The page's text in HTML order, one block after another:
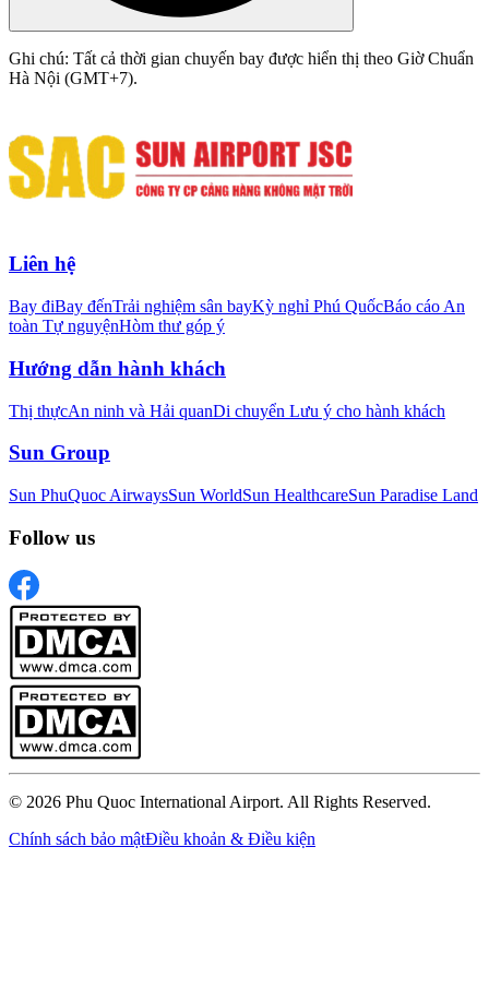
Ghi chú: Tất cả thời gian chuyến bay được hiển thị theo Giờ Chuẩn
Hà Nội (GMT+7).
Liên hệ
Bay điBay đếnTrải nghiệm sân bayKỳ nghỉ Phú QuốcBáo cáo An
toàn Tự nguyệnHòm thư góp ý
Hướng dẫn hành khách
Thị thựcAn ninh và Hải quanDi chuyển Lưu ý cho hành khách
Sun Group
Sun PhuQuoc AirwaysSun WorldSun HealthcareSun Paradise Land
Follow us
© 2026 Phu Quoc International Airport. All Rights Reserved.
Chính sách bảo mậtĐiều khoản & Điều kiện